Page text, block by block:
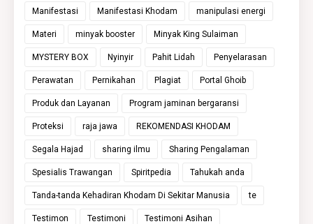
Manifestasi Manifestasi Khodam manipulasi energi
Materi minyak booster Minyak King Sulaiman
MYSTERY BOX Nyinyir Pahit Lidah Penyelarasan
Perawatan Pernikahan Plagiat Portal Ghoib
Produk dan Layanan Program jaminan bergaransi
Proteksi raja jawa REKOMENDASI KHODAM
Segala Hajad sharing ilmu Sharing Pengalaman
Spesialis Trawangan Spiritpedia Tahukah anda
Tanda-tanda Kehadiran Khodam Di Sekitar Manusia te
Testimon Testimoni Testimoni Asihan